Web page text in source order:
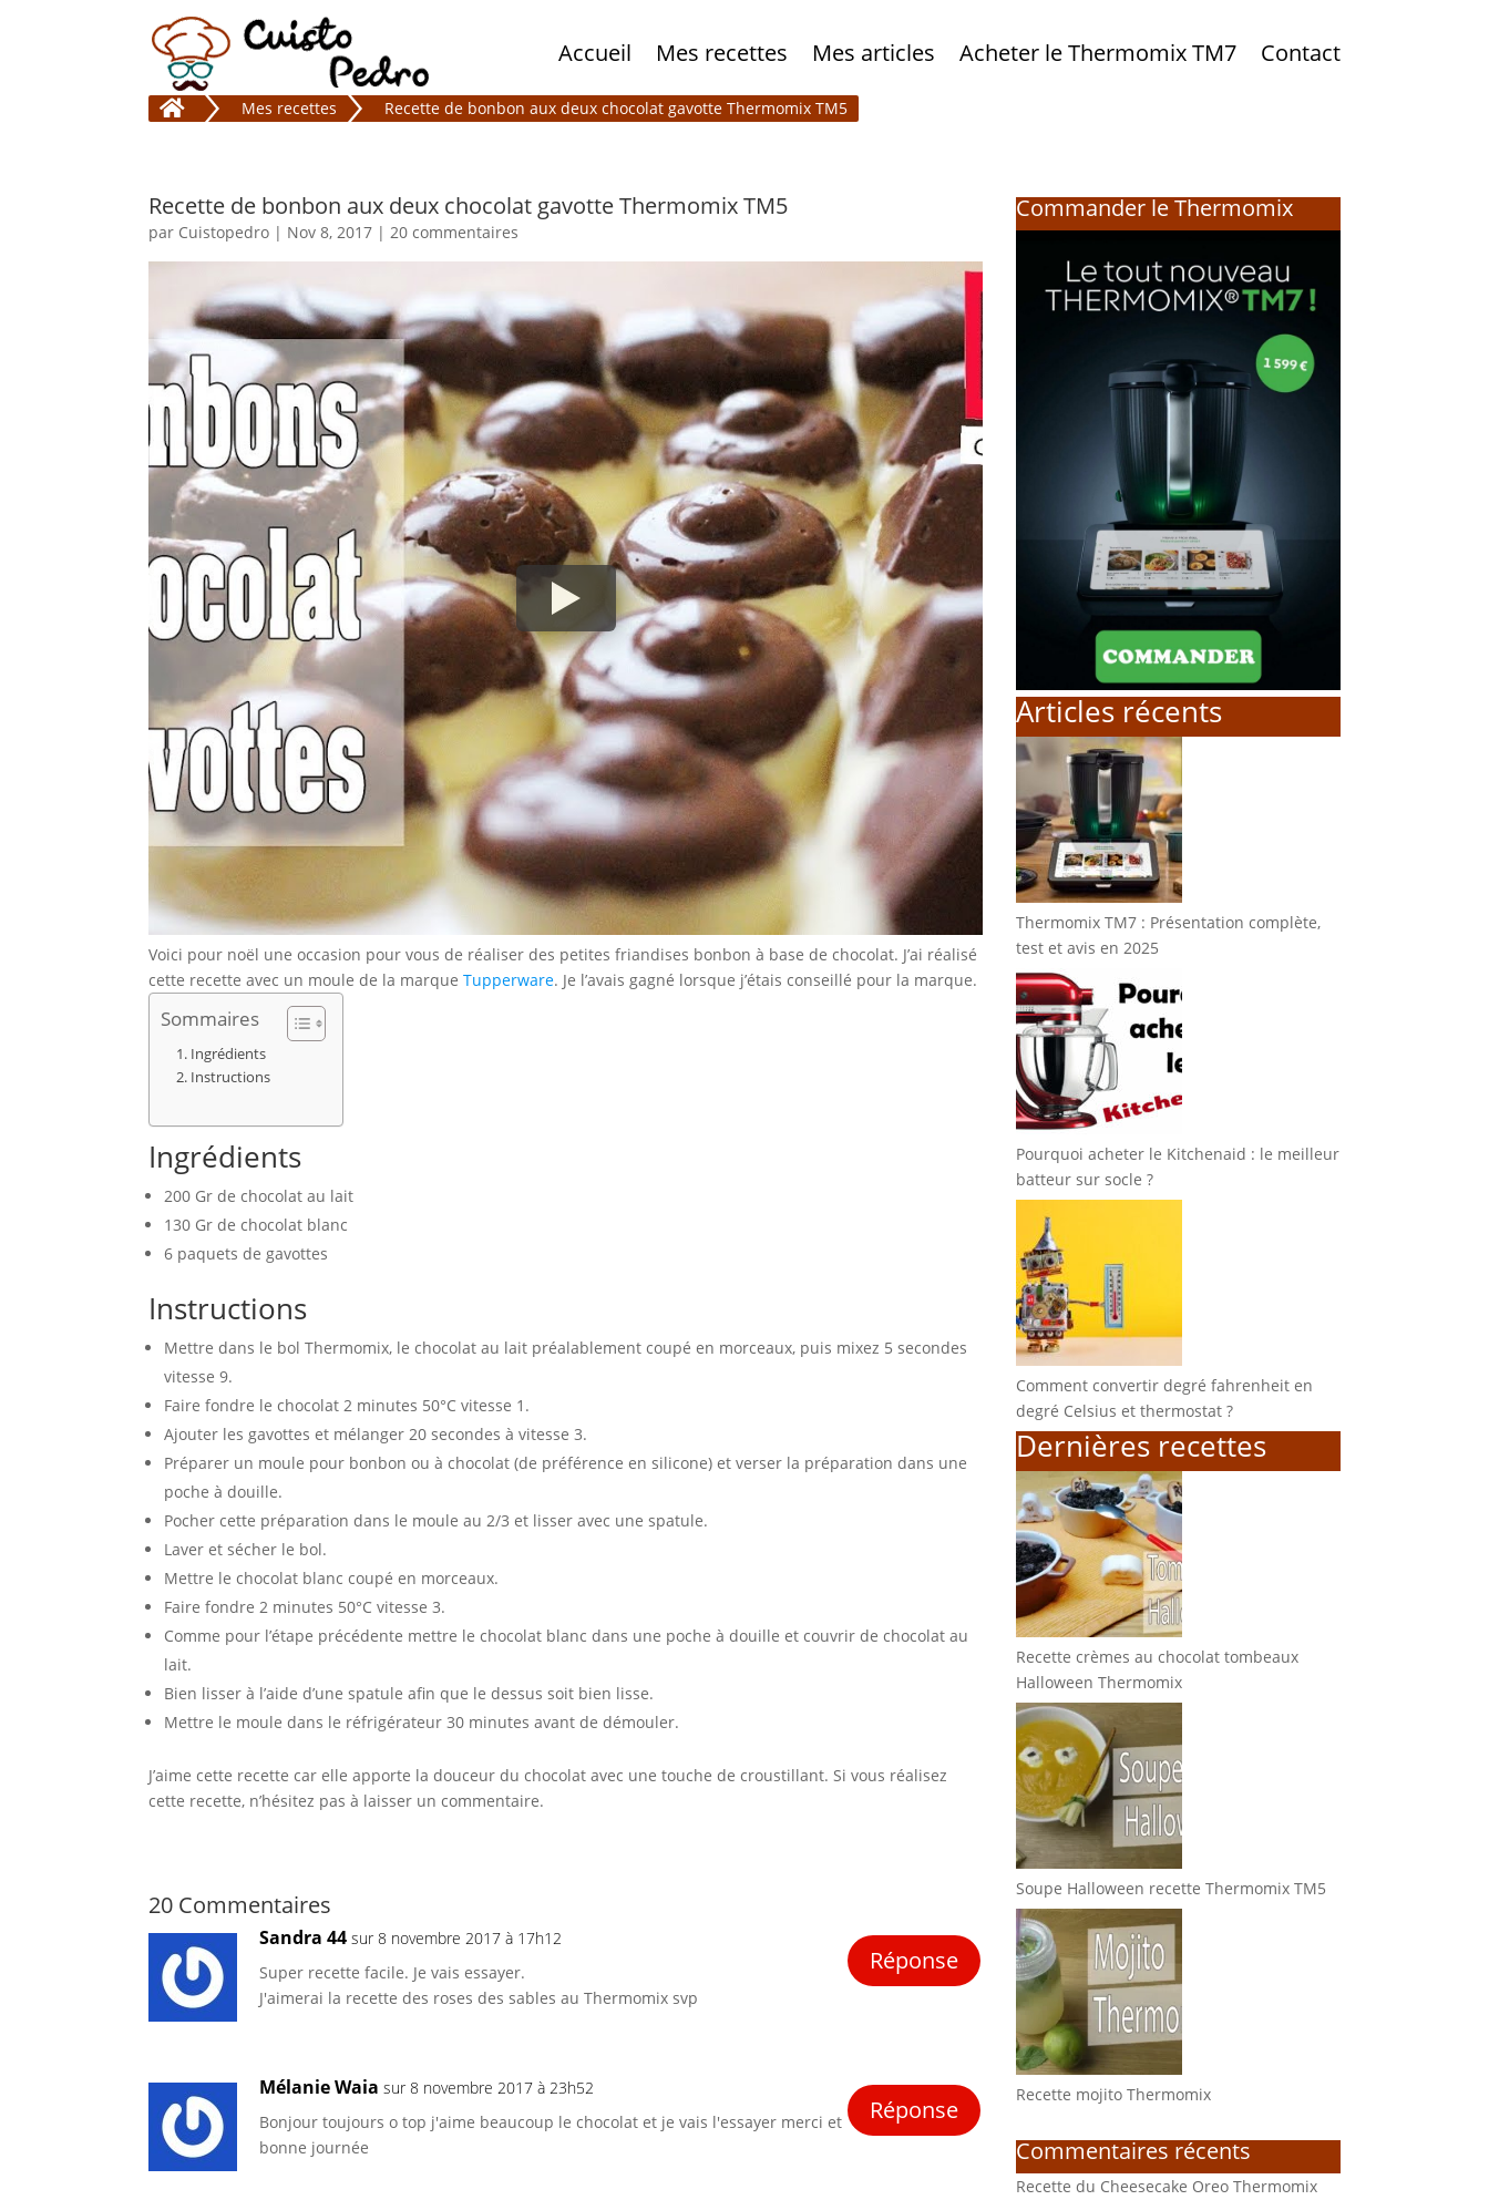
Accueil Mes recettes Mes articles Acheter le Thermomix TM7 Contact
 Mes recettes Recette de bonbon aux deux chocolat gavotte Thermomix TM5
Recette de bonbon aux deux chocolat gavotte Thermomix TM5
par Cuistopedro | Nov 8, 2017 |20 commentaires
Voici pour noël une occasion pour vous de réaliser des petites friandises bonbon à base de chocolat. J’ai réalisé
cette recette avec un moule de la marqueTupperware. Je l’avais gagné lorsque j’étais conseillé pour la marque.
Sommaires
Ingrédients
Instructions
Ingrédients
200 Gr de chocolat au lait
130 Gr de chocolat blanc
6 paquets de gavottes
Instructions
Mettre dans le bol Thermomix, le chocolat au lait préalablement coupé en morceaux, puis mixez 5 secondes
vitesse 9.
Faire fondre le chocolat 2 minutes 50°C vitesse 1.
Ajouter les gavottes et mélanger 20 secondes à vitesse 3.
Préparer un moule pour bonbon ou à chocolat (de préférence en silicone) et verser la préparation dans une
poche à douille.
Pocher cette préparation dans le moule au 2/3 et lisser avec une spatule.
Laver et sécher le bol.
Mettre le chocolat blanc coupé en morceaux.
Faire fondre 2 minutes 50°C vitesse 3.
Comme pour l’étape précédente mettre le chocolat blanc dans une poche à douille et couvrir de chocolat au
lait.
Bien lisser à l’aide d’une spatule afin que le dessus soit bien lisse.
Mettre le moule dans le réfrigérateur 30 minutes avant de démouler.
J’aime cette recette car elle apporte la douceur du chocolat avec une touche de croustillant. Si vous réalisez
cette recette, n’hésitez pas à laisser un commentaire.
20 Commentaires
Sandra 44 sur 8 novembre 2017 à 17h12
Super recette facile. Je vais essayer.
J'aimerai la recette des roses des sables au Thermomix svp
Réponse
Mélanie Waia sur 8 novembre 2017 à 23h52
Bonjour toujours o top j'aime beaucoup le chocolat et je vais l'essayer merci et
bonne journée
Réponse
Commander le Thermomix
Articles récents
Thermomix TM7 : Présentation complète,
test et avis en 2025
Pourquoi acheter le Kitchenaid : le meilleur
batteur sur socle ?
Comment convertir degré fahrenheit en
degré Celsius et thermostat ?
Dernières recettes
Recette crèmes au chocolat tombeaux
Halloween Thermomix
Soupe Halloween recette Thermomix TM5
Recette mojito Thermomix
Commentaires récents
Recette du Cheesecake Oreo Thermomix